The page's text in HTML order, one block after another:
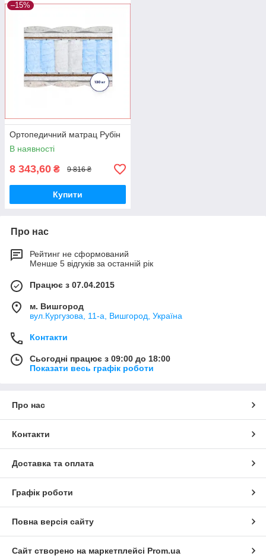
–15%
Ортопедичний матрац Рубін
В наявності
8 343,60 ₴ 9 816 ₴
Купити
Про нас
Рейтинг не сформований
Менше 5 відгуків за останній рік
Працює з 07.04.2015
м. Вишгород
вул.Кургузова, 11-а, Вишгород, Україна
Контакти
Сьогодні працює з 09:00 до 18:00
Показати весь графік роботи
Про нас
Контакти
Доставка та оплата
Графік роботи
Повна версія сайту
Сайт створено на маркетплейсі Prom.ua